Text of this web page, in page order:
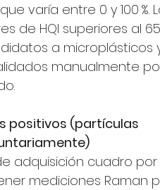
varía entre 0 y 100 %.
de HQI superiores al 65
a microplásticos
manualmente
positivos (partículas
adquisición cuadro
mediciones Raman